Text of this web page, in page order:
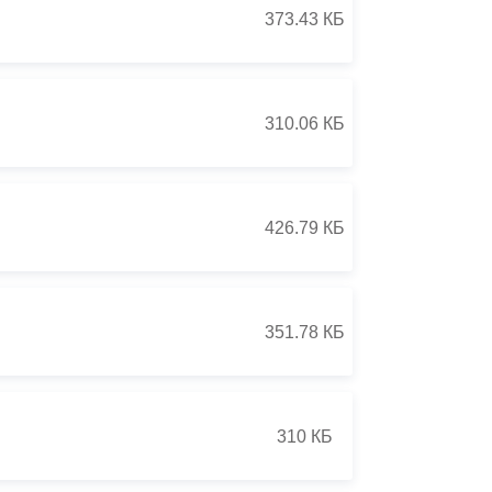
373.43 КБ
310.06 КБ
426.79 КБ
351.78 КБ
310 КБ